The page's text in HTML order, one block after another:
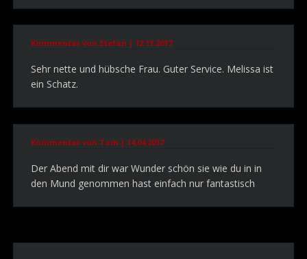
Kommentar von Stefan | 12.11.2017
Sehr nette und hübsche Frau. Guter Service. Melissa ist
ein Schatz.
Kommentar von Tom | 14.04.2017
Der Abend mit dir war Wunder schön sie wie du in in
den Mund genommen hast einfach nur fantastisch